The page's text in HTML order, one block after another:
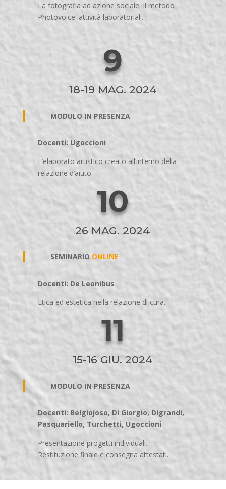
La fotografia ad azione sociale. Il metodo
Photovoice: attività laboratoriali.
9
18-19 MAG. 2024
MODULO IN PRESENZA
Docenti: Ugoccioni
L’elaborato artistico creato all’interno della
relazione d’aiuto.
10
26 MAG. 2024
SEMINARIO ONLINE
Docenti: De Leonibus
Etica ed estetica nella relazione di cura.
11
15-16 GIU. 2024
MODULO IN PRESENZA
Docenti: Belgiojoso, Di Giorgio, Digrandi,
Pasquariello, Turchetti, Ugoccioni
Presentazione progetti individuali.
Restituzione finale e consegna attestati.